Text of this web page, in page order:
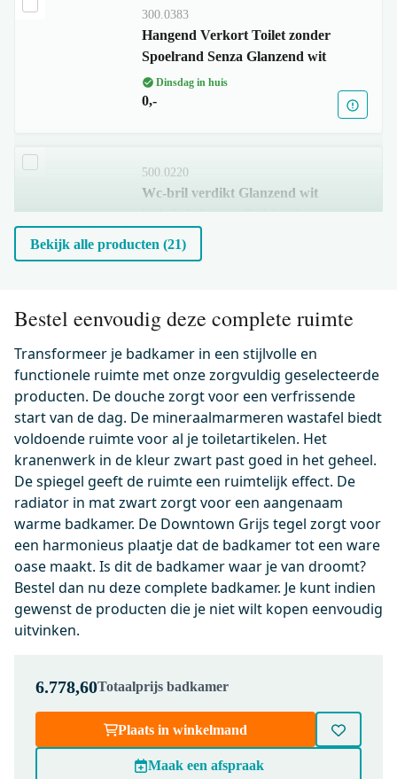
300.0383
Hangend Verkort Toilet zonder
Spoelrand Senza Glanzend wit
Dinsdag in huis
0,-
500.0220
Wc-bril verdikt Glanzend wit
incl. Softclose en Quick release
Dinsdag in huis
0,-
KSW001GW
Flush Bedieningspaneel Toilet |
Hoogglans wit
Dinsdag in huis
0,-
200-1202MB
Radius WC Borstel | Zwart |
Hangende toiletborstelhouder
Dinsdag in huis
0,-
wastafel | 100 cm Hoogglans wit
Greeploos front
Mineraalmarmer 2 lades onder
elkaar
Bekijk alle producten (21)
Bestel eenvoudig deze complete ruimte
Transformeer je badkamer in een stijlvolle en
functionele ruimte met onze zorgvuldig geselecteerde
producten. De douche zorgt voor een verfrissende
start van de dag. De mineraalmarmeren wastafel biedt
voldoende ruimte voor al je toiletartikelen. Het
kranenwerk in de kleur zwart past goed in het geheel.
De spiegel geeft de ruimte een ruimtelijk effect. De
radiator in mat zwart zorgt voor een aangenaam
warme badkamer. De Downtown Grijs tegel zorgt voor
een harmonieus plaatje dat de badkamer tot een ware
oase maakt. Is dit de badkamer waar je van droomt?
Bestel dan nu deze complete badkamer. Je kunt indien
gewenst de producten die je niet wilt kopen eenvoudig
uitvinken.
6.778,60Totaalprijs badkamer
Plaats in winkelmand
Maak een afspraak